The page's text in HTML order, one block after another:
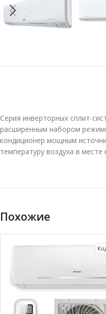
Серия инверторных сплит-
расширенным набором
кондиционер мощным
температуру воздуха в
Похожие